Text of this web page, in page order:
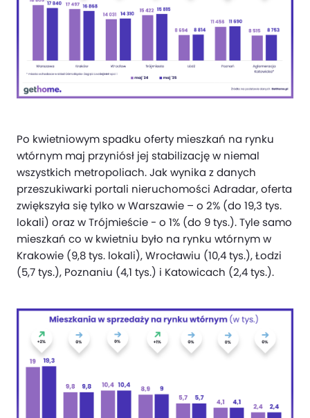
Po kwietniowym spadku oferty mieszkań na rynku
wtórnym maj przyniósł jej stabilizację w niemal
wszystkich metropoliach. Jak wynika z danych
przeszukiwarki portali nieruchomości Adradar, oferta
zwiększyła się tylko w Warszawie – o 2% (do 19,3 tys.
lokali) oraz w Trójmieście - o 1% (do 9 tys.). Tyle samo
mieszkań co w kwietniu było na rynku wtórnym w
Krakowie (9,8 tys. lokali), Wrocławiu (10,4 tys.), Łodzi
(5,7 tys.), Poznaniu (4,1 tys.) i Katowicach (2,4 tys.).